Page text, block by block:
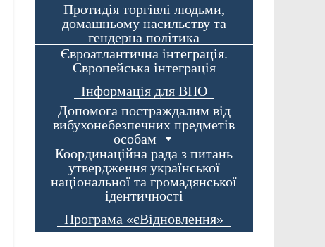
Протидія торгівлі людьми,
домашньому насильству та
гендерна політика
Євроатлантична інтеграція.
Європейська інтеграція
Інформація для ВПО
Допомога постраждалим від
вибухонебезпечних предметів
особам
Координаційна рада з питань
утвердження української
національної та громадянської
ідентичності
Програма «єВідновлення»